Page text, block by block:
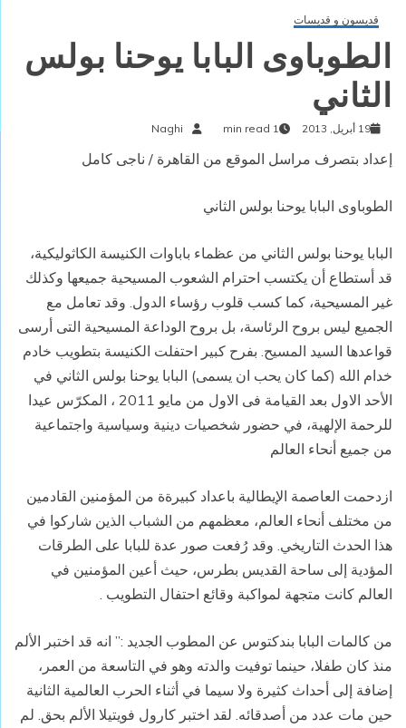
قديسون و قديسات
الطوباوى البابا يوحنا بولس
الثاني
19 أبريل, 2013 1 min read
Naghi
إعداد بتصرف مراسل الموقع من القاهرة / ناجى كامل
الطوباوى البابا يوحنا بولس الثاني
البابا يوحنا بولس الثاني من عظماء باباوات الكنيسة الكاثوليكية،
قد أستطاع أن يكتسب احترام الشعوب المسيحية جميعها وكذلك
غير المسيحية، كما كسب قلوب رؤساء الدول. وقد تعامل مع
الجميع ليس بروح الرئاسة، بل بروح الوداعة المسيحية التى أرسى
قواعدها السيد المسيح. بفرح كبير احتفلت الكنيسة بتطويب خادم
خدام الله (كما كان يحب ان يسمى) البابا يوحنا بولس الثاني في
الأحد الاول بعد القيامة فى الاول من مايو 2011 ، المكرّس عيدا
للرحمة الإلهية، في حضور شخصيات دينية وسياسية واجتماعية
من جميع أنحاء العالم
ازدحمت العاصمة الإيطالية باعداد كبيرةة من المؤمنين القادمين
من مختلف أنحاء العالم، معظمهم من الشباب الذين شاركوا في
هذا الحدث التاريخي. وقد رُفعت صور عدة للبابا على الطرقات
المؤدية إلى ساحة القديس بطرس، حيث أعين المؤمنين في
العالم كانت متجهة لمواكبة وقائع احتفال التطويب .
من كالمات البابا بندكتوس عن المطوب الجديد :” انه قد اختبر الألم
منذ كان طفلا، حينما توفيت والدته وهو في التاسعة من العمر،
إضافة إلى أحداث كثيرة ولا سيما في أثناء الحرب العالمية الثانية
حين مات عدد من أصدقائه. لقد اختبر كارول فويتيلا الألم بحق. لم